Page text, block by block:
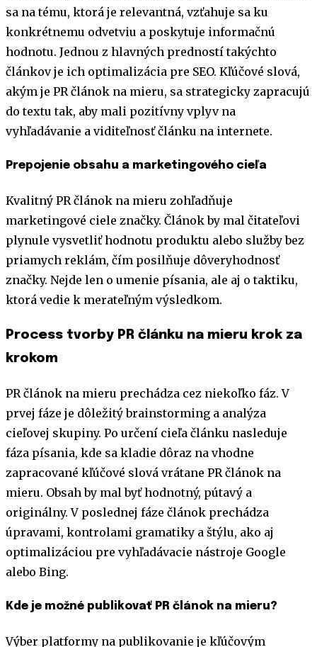
sa na tému, ktorá je relevantná, vzťahuje sa ku
konkrétnemu odvetviu a poskytuje informačnú
hodnotu. Jednou z hlavných predností takýchto
článkov je ich optimalizácia pre SEO. Kľúčové slová,
akým je PR článok na mieru, sa strategicky zapracujú
do textu tak, aby mali pozitívny vplyv na
vyhľadávanie a viditeľnosť článku na internete.
Prepojenie obsahu a marketingového cieľa
Kvalitný PR článok na mieru zohľadňuje
marketingové ciele značky. Článok by mal čitateľovi
plynule vysvetliť hodnotu produktu alebo služby bez
priamych reklám, čím posilňuje dôveryhodnosť
značky. Nejde len o umenie písania, ale aj o taktiku,
ktorá vedie k merateľným výsledkom.
Process tvorby PR článku na mieru krok za
krokom
PR článok na mieru prechádza cez niekoľko fáz. V
prvej fáze je dôležitý brainstorming a analýza
cieľovej skupiny. Po určení cieľa článku nasleduje
fáza písania, kde sa kladie dôraz na vhodne
zapracované kľúčové slová vrátane PR článok na
mieru. Obsah by mal byť hodnotný, pútavý a
originálny. V poslednej fáze článok prechádza
úpravami, kontrolami gramatiky a štýlu, ako aj
optimalizáciou pre vyhľadávacie nástroje Google
alebo Bing.
Kde je možné publikovať PR článok na mieru?
Výber platformy na publikovanie je kľúčovým